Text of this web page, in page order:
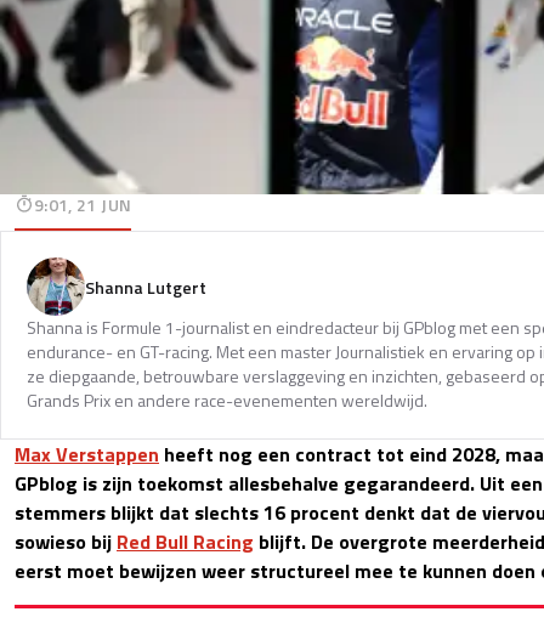
9:01, 21 JUN
Shanna Lutgert
Shanna is Formule 1-journalist en eindredacteur bij GPblog met een
endurance- en GT-racing. Met een master Journalistiek en ervaring
ze diepgaande, betrouwbare verslaggeving en inzichten, gebaseerd
Grands Prix en andere race-evenementen wereldwijd.
Max Verstappen heeft nog een contract tot eind 2028,
GPblog is zijn toekomst allesbehalve gegarandeerd. Uit
stemmers blijkt dat slechts 16 procent denkt dat de
sowieso bij Red Bull Racing blijft. De overgrote
eerst moet bewijzen weer structureel mee te kunnen